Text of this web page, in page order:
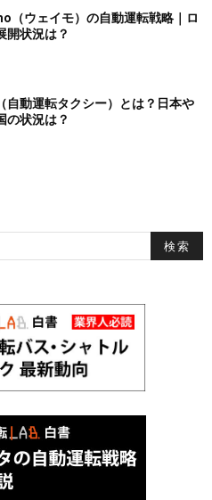
（ウェイモ）の自動運転戦略｜ロ
開状況は？
自動運転タクシー）とは？日本や
の状況は？